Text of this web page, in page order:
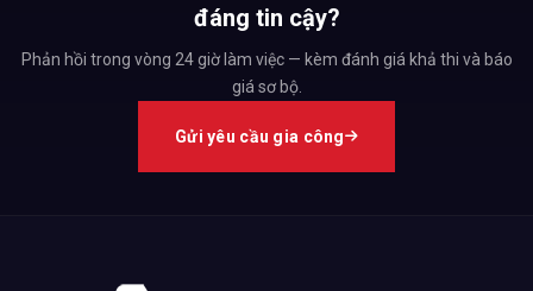
Nước lau sàn Senny thiên nhiên hương sả chanh kháng khuẩn,
hương thơm dịu nhẹ và đuổi côn trùng hiệu quả? Senny lau sàn
đáng tin cậy?
Phản hồi trong vòng 24 giờ làm việc — kèm đánh giá khả thi và báo
giá sơ bộ.
Gửi yêu cầu gia công